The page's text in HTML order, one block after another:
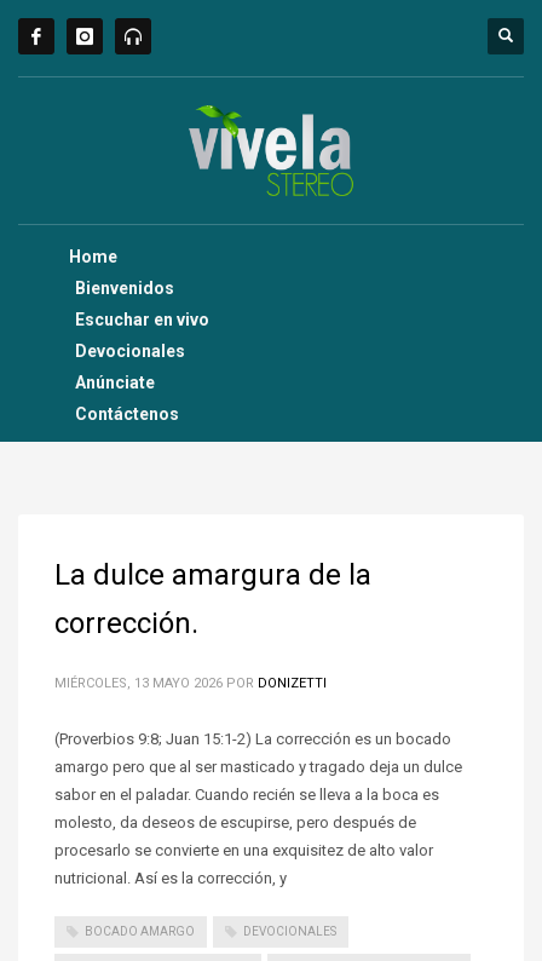
Home
Bienvenidos
Escuchar en vivo
Devocionales
Anúnciate
Contáctenos
La dulce amargura de la
corrección.
MIÉRCOLES, 13 MAYO 2026 POR DONIZETTI
(Proverbios 9:8; Juan 15:1-2) La corrección es un bocado
amargo pero que al ser masticado y tragado deja un dulce
sabor en el paladar. Cuando recién se lleva a la boca es
molesto, da deseos de escupirse, pero después de
procesarlo se convierte en una exquisitez de alto valor
nutricional. Así es la corrección, y
BOCADO AMARGO DEVOCIONALES